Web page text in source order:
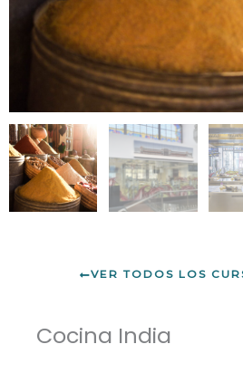
VER TODOS LOS
Cocina India